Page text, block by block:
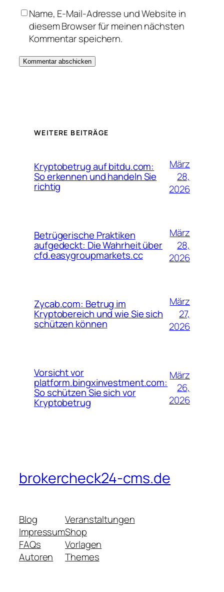
Name, E-Mail-Adresse und Website in
diesem Browser für meinen nächsten
Kommentar speichern.
WEITERE BEITRÄGE
Kryptobetrug auf bitdu.com:
So erkennen und handeln Sie
richtig
März
28,
2026
Betrügerische Praktiken
aufgedeckt: Die Wahrheit über
cfd.easygroupmarkets.cc
März
28,
2026
Zycab.com: Betrug im
Kryptobereich und wie Sie sich
schützen können
März
27,
2026
Vorsicht vor
platform.bingxinvestment.com:
So schützen Sie sich vor
Kryptobetrug
März
26,
2026
brokercheck24-cms.de
Blog
Impressum
FAQs
Autoren
Veranstaltungen
Shop
Vorlagen
Themes